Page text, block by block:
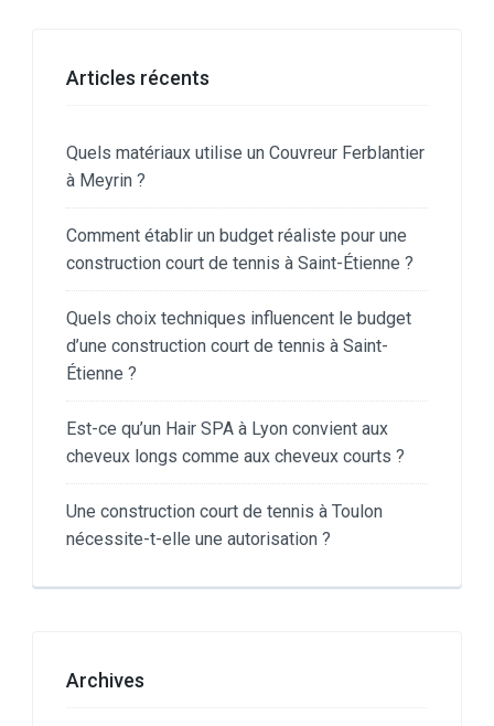
Articles récents
Quels matériaux utilise un Couvreur Ferblantier
à Meyrin ?
Comment établir un budget réaliste pour une
construction court de tennis à Saint-Étienne ?
Quels choix techniques influencent le budget
d’une construction court de tennis à Saint-
Étienne ?
Est-ce qu’un Hair SPA à Lyon convient aux
cheveux longs comme aux cheveux courts ?
Une construction court de tennis à Toulon
nécessite-t-elle une autorisation ?
Archives